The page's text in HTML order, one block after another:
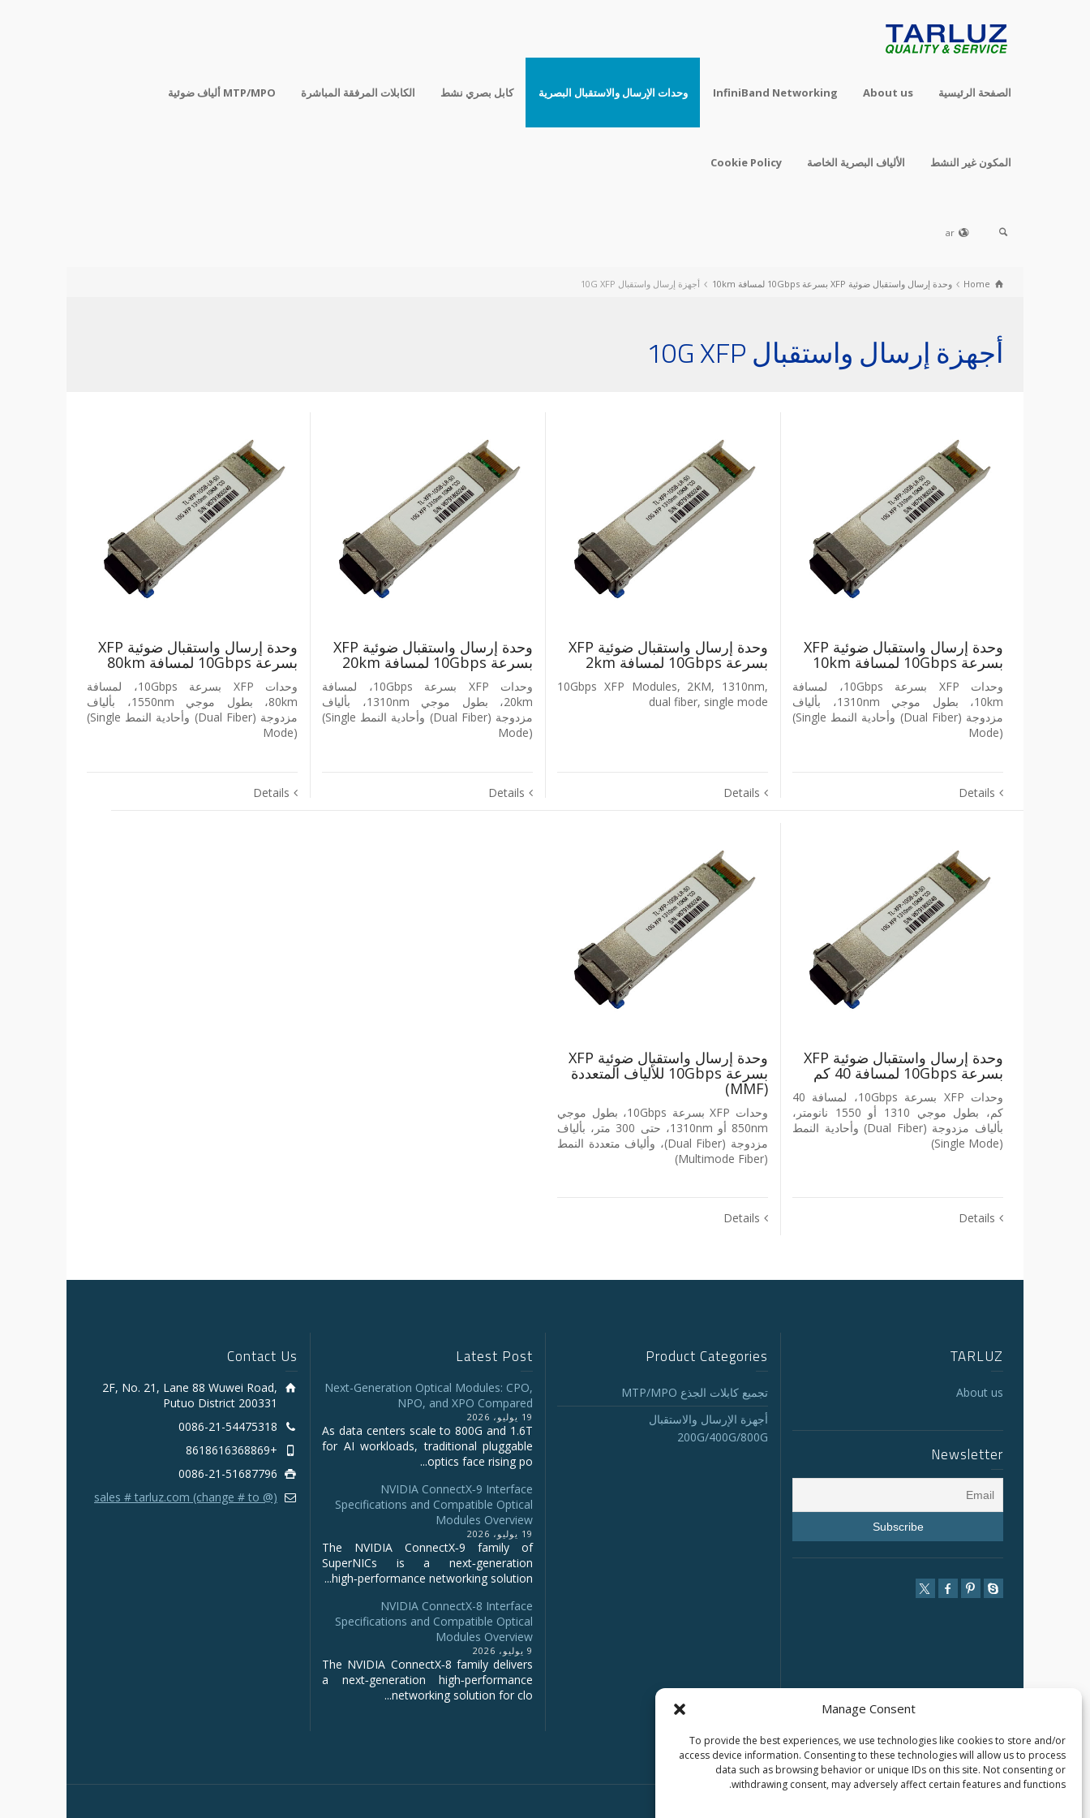
Manage Consent
To provide the best experiences, we use technologies like cookies to store and/or
access device information. Consenting to these technologies will allow us to process
data such as browsing behavior or unique IDs on this site. Not consenting or
withdrawing consent, may adversely affect certain features and functions.
الصفحة الرئيسية About us
InfiniBand Networking وحدات الإرسال والاستقبال البصرية كابل بصري نشط الكابلات المرفقة المباشرة ألياف ضوئية MTP/MPO
المكون غير النشط الألياف البصرية الخاصة Cookie Policy
ar
Home وحدة إرسال واستقبال ضوئية ‎XFP‎ بسرعة ‎10Gbps‎ لمسافة ‎10km‎ أجهزة إرسال واستقبال 10G XFP
أجهزة إرسال واستقبال 10G XFP
وحدة إرسال واستقبال ضوئية ‎XFP‎
بسرعة ‎10Gbps‎ لمسافة ‎10km‎
وحدات ‎XFP‎ بسرعة ‎10Gbps‎، لمسافة
‎10km‎، بطول موجي ‎1310nm‎، بألياف
مزدوجة ‎(Dual Fiber)‎ وأحادية النمط ‎(Single
Mode)‎
Details
وحدة إرسال واستقبال ضوئية ‎XFP‎
بسرعة ‎10Gbps‎ لمسافة ‎2km‎
10Gbps XFP Modules, 2KM, 1310nm,
dual fiber, single mode
Details
وحدة إرسال واستقبال ضوئية ‎XFP‎
بسرعة ‎10Gbps‎ لمسافة ‎20km‎
وحدات ‎XFP‎ بسرعة ‎10Gbps‎، لمسافة
‎20km‎، بطول موجي ‎1310nm‎، بألياف
مزدوجة ‎(Dual Fiber)‎ وأحادية النمط ‎(Single
Mode)‎
Details
وحدة إرسال واستقبال ضوئية ‎XFP‎
بسرعة ‎10Gbps‎ لمسافة ‎80km‎
وحدات ‎XFP‎ بسرعة ‎10Gbps‎، لمسافة
‎80km‎، بطول موجي ‎1550nm‎، بألياف
مزدوجة ‎(Dual Fiber)‎ وأحادية النمط ‎(Single
Mode)‎
Details
وحدة إرسال واستقبال ضوئية ‎XFP‎
بسرعة ‎10Gbps‎ لمسافة ‎40‎ كم
وحدات ‎XFP‎ بسرعة ‎10Gbps‎، لمسافة ‎40‎
كم، بطول موجي ‎1310‎ أو ‎1550‎ نانومتر،
بألياف مزدوجة ‎(Dual Fiber)‎ وأحادية النمط
‎(Single Mode)‎
Details
وحدة إرسال واستقبال ضوئية ‎XFP‎
بسرعة ‎10Gbps‎ للألياف المتعددة
‎(MMF)‎
وحدات ‎XFP‎ بسرعة ‎10Gbps‎، بطول موجي
‎850nm‎ أو ‎1310nm‎، حتى ‎300‎ متر، بألياف
مزدوجة ‎(Dual Fiber)‎، وألياف متعددة النمط
‎(Multimode Fiber)‎
Details
TARLUZ
About us
Newsletter
Product Categories
تجميع كابلات الجذع MTP/MPO
أجهزة الإرسال والاستقبال
200G/400G/800G
Latest Post
Next-Generation Optical Modules: CPO,
NPO, and XPO Compared
19 يوليو، 2026
As data centers scale to 800G and 1.6T
for AI workloads, traditional pluggable
optics face rising po...
NVIDIA ConnectX‑9 Interface
Specifications and Compatible Optical
Modules Overview
19 يوليو، 2026
The NVIDIA ConnectX‑9 family of
SuperNICs is a next‑generation
high‑performance networking solution...
NVIDIA ConnectX-8 Interface
Specifications and Compatible Optical
Modules Overview
9 يوليو، 2026
The NVIDIA ConnectX‑8 family delivers
a next‑generation high‑performance
networking solution for clo...
Contact Us
2F, No. 21, Lane 88 Wuwei Road,
Putuo District 200331
0086-21-54475318
+8618616368869
0086-21-51687796
sales # tarluz.com (change # to @)